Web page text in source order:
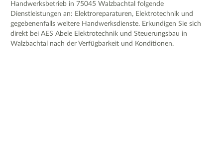
Handwerksbetrieb in 75045 Walzbachtal folgende
Dienstleistungen an: Elektroreparaturen, Elektrotechnik und
gegebenenfalls weitere Handwerksdienste. Erkundigen Sie sich
direkt bei AES Abele Elektrotechnik und Steuerungsbau in
Walzbachtal nach der Verfügbarkeit und Konditionen.